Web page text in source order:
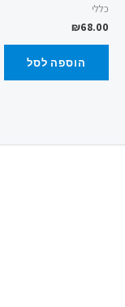
כללי
₪68.00
הוספה לסל